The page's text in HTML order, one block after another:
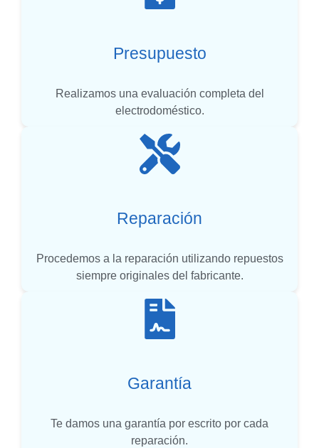
Presupuesto
Realizamos una evaluación completa del
electrodoméstico.
Reparación
Procedemos a la reparación utilizando repuestos
siempre originales del fabricante.
Garantía
Te damos una garantía por escrito por cada
reparación.